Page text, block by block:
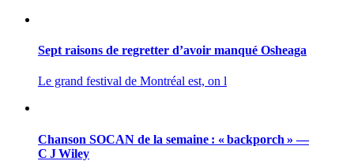
Sept raisons de regretter d’avoir manqué Osheaga
Le grand festival de Montréal est, on l
Chanson SOCAN de la semaine : « backporch » —
C J Wiley